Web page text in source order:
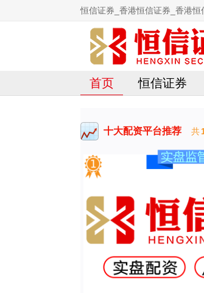
恒信证券_香港恒信证券_香港恒
首页 恒信证券
十大配资平台推荐 共